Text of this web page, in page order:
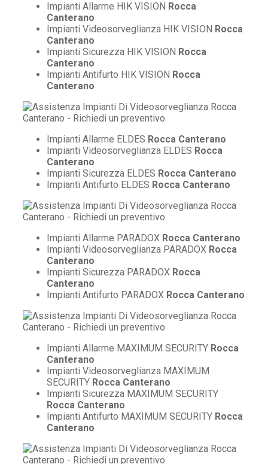
Impianti Allarme HIK VISION Rocca
Canterano
Impianti Videosorveglianza HIK VISION Rocca
Canterano
Impianti Sicurezza HIK VISION Rocca
Canterano
Impianti Antifurto HIK VISION Rocca
Canterano
Impianti Allarme ELDES Rocca Canterano
Impianti Videosorveglianza ELDES Rocca
Canterano
Impianti Sicurezza ELDES Rocca Canterano
Impianti Antifurto ELDES Rocca Canterano
Impianti Allarme PARADOX Rocca Canterano
Impianti Videosorveglianza PARADOX Rocca
Canterano
Impianti Sicurezza PARADOX Rocca
Canterano
Impianti Antifurto PARADOX Rocca Canterano
Impianti Allarme MAXIMUM SECURITY Rocca
Canterano
Impianti Videosorveglianza MAXIMUM
SECURITY Rocca Canterano
Impianti Sicurezza MAXIMUM SECURITY
Rocca Canterano
Impianti Antifurto MAXIMUM SECURITY Rocca
Canterano